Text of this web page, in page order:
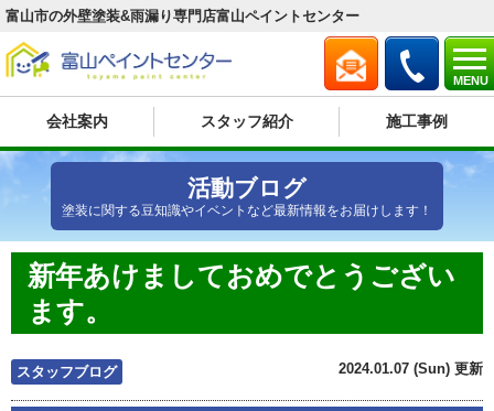
MENU
富山市の外壁塗装&雨漏り専門店富山ペイントセンター
会社案内 スタッフ紹介 施工事例
活動ブログ
塗装に関する豆知識やイベントなど最新情報をお届けします！
新年あけましておめでとうござい
ます。
スタッフブログ 2024.01.07 (Sun) 更新